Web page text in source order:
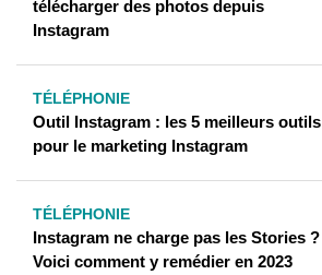
télécharger des photos depuis
Instagram
TÉLÉPHONIE
Outil Instagram : les 5 meilleurs outils
pour le marketing Instagram
TÉLÉPHONIE
Instagram ne charge pas les Stories ?
Voici comment y remédier en 2023